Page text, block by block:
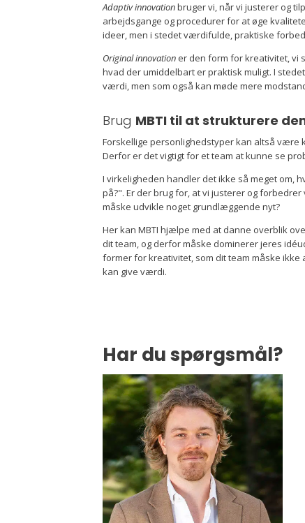
Adaptiv innovationbruger vi, når vi justerer og
arbejdsgange og procedurer for at øge
ideer, men i stedet værdifulde, praktiske
Original innovation er den form for kreativitet, vi
hvad der umiddelbart er praktisk muligt. I
værdi, men som også kan møde mere
Brug MBTI til at strukturere
Forskellige personlighedstyper kan altså være
Derfor er det vigtigt for et team at kunne se
I virkeligheden handler det ikke så meget om,
på?". Er der brug for, at vi justerer og
måske udvikle noget grundlæggende nyt?
Her kan MBTI hjælpe med at danne overblik
dit team, og derfor måske dominerer jeres
former for kreativitet, som dit team måske
kan give værdi.
Har du spørgsmål?